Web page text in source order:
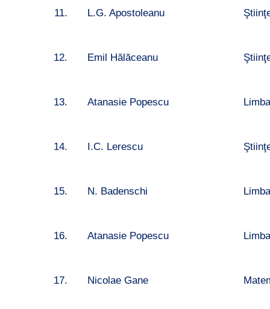
11. L.G. Apostoleanu
12. Emil Hălăceanu
13. Atanasie Popescu
14. I.C. Lerescu
15. N. Badenschi
16. Atanasie Popescu
17. Nicolae Gane